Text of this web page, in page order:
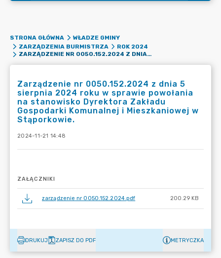
STRONA GŁÓWNA
WŁADZE GMINY
ZARZĄDZENIA BURMISTRZA
ROK 2024
ZARZĄDZENIE NR 0050.152.2024 Z DNIA 5 SIERPNIA 2024 ROKU W SPRAWIE POWOŁANIA NA STANOWISKO DYREKTORA ZAKŁADU GOSPODARKI KOMUNALNEJ I MIESZKANIOWEJ W STĄPORKOWIE.
Zarządzenie nr 0050.152.2024 z dnia 5
sierpnia 2024 roku w sprawie powołania
na stanowisko Dyrektora Zakładu
Gospodarki Komunalnej i Mieszkaniowej w
Stąporkowie.
2024-11-21 14:48
ZAŁĄCZNIKI
zarządzenie nr 0050.152.2024.pdf 200.29 KB
DRUKUJ ZAPISZ DO PDF METRYCZKA